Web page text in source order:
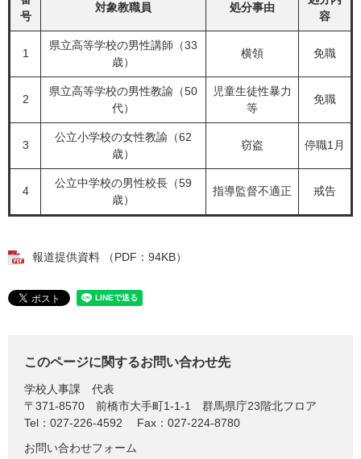
号
対象教職員 処分事由
容
1
県立高等学校の男性講師（33
歳）
横領 免職
2
県立高等学校の男性教諭（50
代）
児童生徒性暴力
等
免職
3
公立小学校の女性教諭（62
歳）
窃盗 停職1月
4
公立中学校の男性校長（59
歳）
指導監督不適正 戒告
報道提供資料 （PDF：94KB）
このページに関するお問い合わせ先
学校人事課
代表
〒371-8570
前橋市大手町1-1-1 群馬県庁23階北フロア
Tel：027-226-4592
Fax：027-224-8780
お問い合わせフォーム